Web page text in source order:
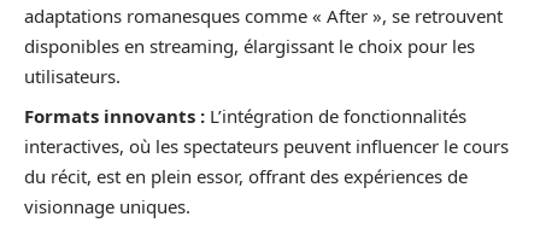
adaptations romanesques comme « After », se retrouvent
disponibles en streaming, élargissant le choix pour les
utilisateurs.
Formats innovants : L’intégration de fonctionnalités
interactives, où les spectateurs peuvent influencer le cours
du récit, est en plein essor, offrant des expériences de
visionnage uniques.